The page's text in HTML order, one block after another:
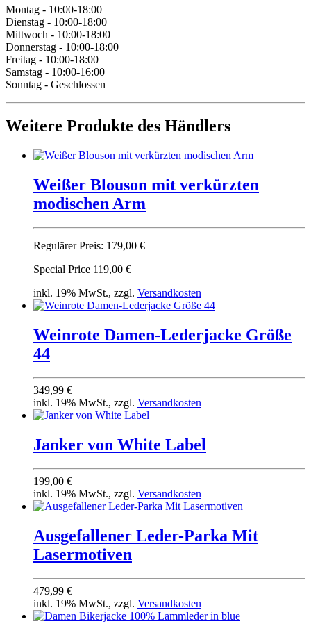
Montag - 10:00-18:00
Dienstag - 10:00-18:00
Mittwoch - 10:00-18:00
Donnerstag - 10:00-18:00
Freitag - 10:00-18:00
Samstag - 10:00-16:00
Sonntag - Geschlossen
Weitere Produkte des Händlers
Weißer Blou­son mit verkürzten
modischen Arm
Regulärer Preis: 179,00 €
Special Price 119,00 €
inkl. 19% MwSt., zzgl. Versandkosten
Weinrote Damen-Lederjacke Größe
44
349,99 €
inkl. 19% MwSt., zzgl. Versandkosten
Jan­ker von White Label
199,00 €
inkl. 19% MwSt., zzgl. Versandkosten
Ausgefallener Leder-Parka Mit
Lasermotiven
479,99 €
inkl. 19% MwSt., zzgl. Versandkosten